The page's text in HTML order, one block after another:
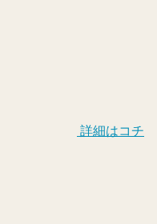
詳細はコチ